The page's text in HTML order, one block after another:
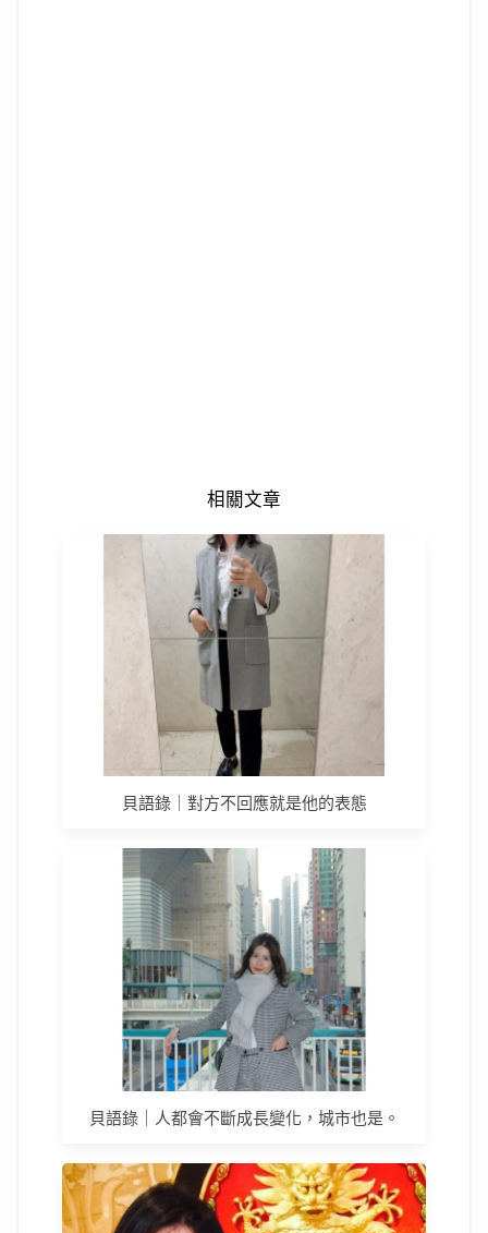
相關文章
貝語錄｜對方不回應就是他的表態
貝語錄｜人都會不斷成長變化，城市也是。